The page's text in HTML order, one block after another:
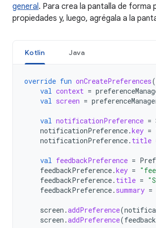
general. Para crea la pantalla de
propiedades y, luego, agrégala a la
Kotlin Java
override fun onCreatePreferences(
val context =
val screen =
val notificationPreference =
notificationPreference.key =
notificationPreference. title
val feedbackPreference =
feedbackPreference.key =
feedbackPreference. title =
feedbackPreference. summary =
screen .addPreference(
screen .addPreference(